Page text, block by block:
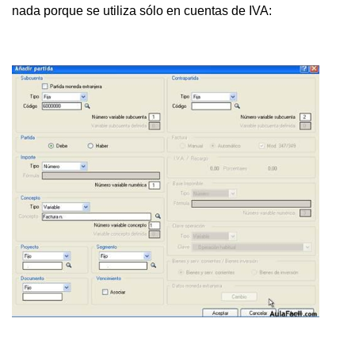
nada porque se utiliza sólo en cuentas de IVA: